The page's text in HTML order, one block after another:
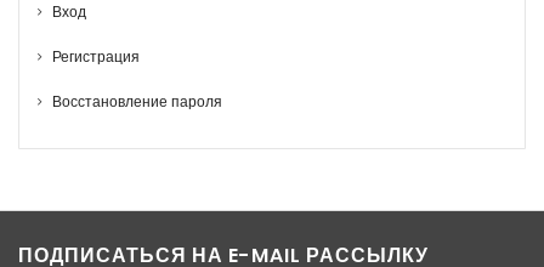
Вход
Регистрация
Восстановление пароля
ПОДПИСАТЬСЯ НА E-MAIL РАССЫЛКУ